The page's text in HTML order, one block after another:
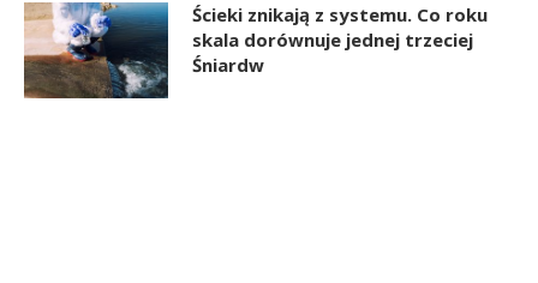
Ścieki znikają z systemu. Co roku
skala dorównuje jednej trzeciej
Śniardw